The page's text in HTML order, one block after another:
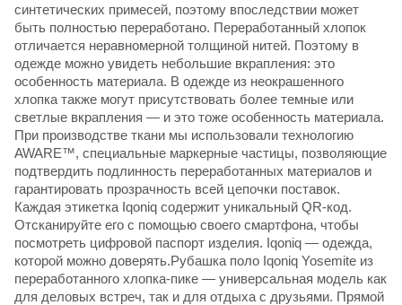
синтетических примесей, поэтому впоследствии может
быть полностью переработано. Переработанный хлопок
отличается неравномерной толщиной нитей. Поэтому в
одежде можно увидеть небольшие вкрапления: это
особенность материала. В одежде из неокрашенного
хлопка также могут присутствовать более темные или
светлые вкрапления — и это тоже особенность материала.
При производстве ткани мы использовали технологию
AWARE™, специальные маркерные частицы, позволяющие
подтвердить подлинность переработанных материалов и
гарантировать прозрачность всей цепочки поставок.
Каждая этикетка Iqoniq содержит уникальный QR-код.
Отсканируйте его с помощью своего смартфона, чтобы
посмотреть цифровой паспорт изделия. Iqoniq — одежда,
которой можно доверять.Рубашка поло Iqoniq Yosemite из
переработанного хлопка-пике — универсальная модель как
для деловых встреч, так и для отдыха с друзьями. Прямой